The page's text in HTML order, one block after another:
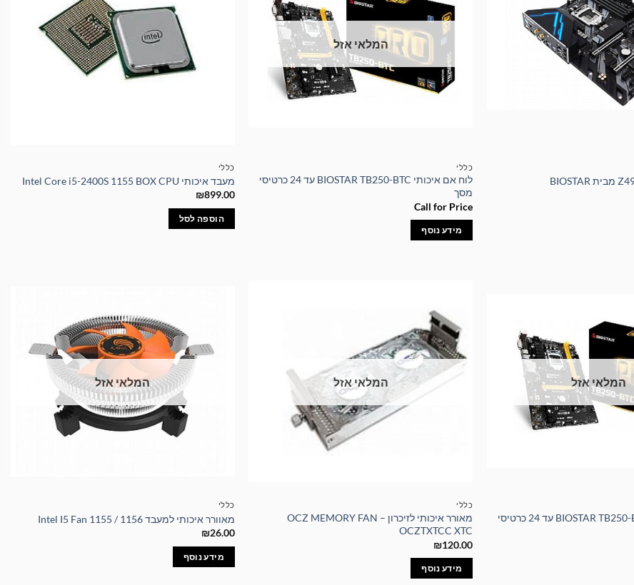
המלאי אזל
כללי
לוח אם איכותי BIOSTAR TB250-BTC עד 24 כרטיסי
מסך
Call for Price
מידע נוסף
כללי
מעבד איכותי Intel Core i5-2400S 1155 BOX CPU
₪899.00
הוספה לסל
המלאי אזל
לוח אם איכותי BIOSTAR TB250-BTC עד 24 כרטיסי
המלאי אזל
כללי
מאורר איכותי לזיכרון – OCZ MEMORY FAN
OCZTXTCC XTC
₪120.00
מידע נוסף
המלאי אזל
כללי
מאוורר איכותי למעבד Intel I5 Fan 1155 / 1156
₪26.00
מידע נוסף